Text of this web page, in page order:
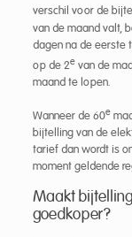
verschil voor de
van de maand valt,
dagen na de eerste
op de 2evan de
maand te lopen.
Wanneer de 60e
bijtelling van de
tarief dan wordt is
moment geldende
Maakt
goedkoper?